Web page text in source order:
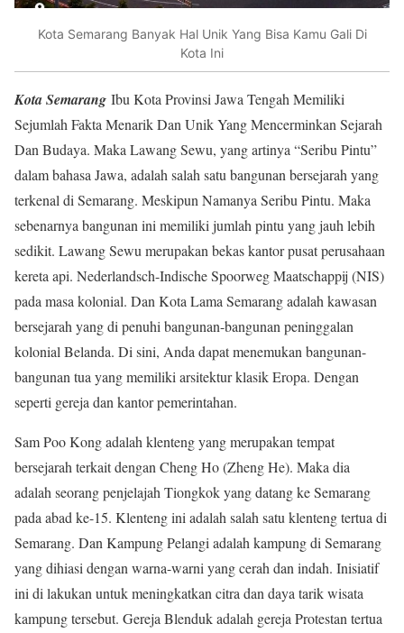
Kota Semarang Banyak Hal Unik Yang Bisa Kamu Gali Di
Kota Ini
Kota Semarang Ibu Kota Provinsi Jawa Tengah Memiliki
Sejumlah Fakta Menarik Dan Unik Yang Mencerminkan Sejarah
Dan Budaya. Maka Lawang Sewu, yang artinya “Seribu Pintu”
dalam bahasa Jawa, adalah salah satu bangunan bersejarah yang
terkenal di Semarang. Meskipun Namanya Seribu Pintu. Maka
sebenarnya bangunan ini memiliki jumlah pintu yang jauh lebih
sedikit. Lawang Sewu merupakan bekas kantor pusat perusahaan
kereta api. Nederlandsch-Indische Spoorweg Maatschappij (NIS)
pada masa kolonial. Dan Kota Lama Semarang adalah kawasan
bersejarah yang di penuhi bangunan-bangunan peninggalan
kolonial Belanda. Di sini, Anda dapat menemukan bangunan-
bangunan tua yang memiliki arsitektur klasik Eropa. Dengan
seperti gereja dan kantor pemerintahan.
Sam Poo Kong adalah klenteng yang merupakan tempat
bersejarah terkait dengan Cheng Ho (Zheng He). Maka dia
adalah seorang penjelajah Tiongkok yang datang ke Semarang
pada abad ke-15. Klenteng ini adalah salah satu klenteng tertua di
Semarang. Dan Kampung Pelangi adalah kampung di Semarang
yang dihiasi dengan warna-warni yang cerah dan indah. Inisiatif
ini di lakukan untuk meningkatkan citra dan daya tarik wisata
kampung tersebut. Gereja Blenduk adalah gereja Protestan tertua